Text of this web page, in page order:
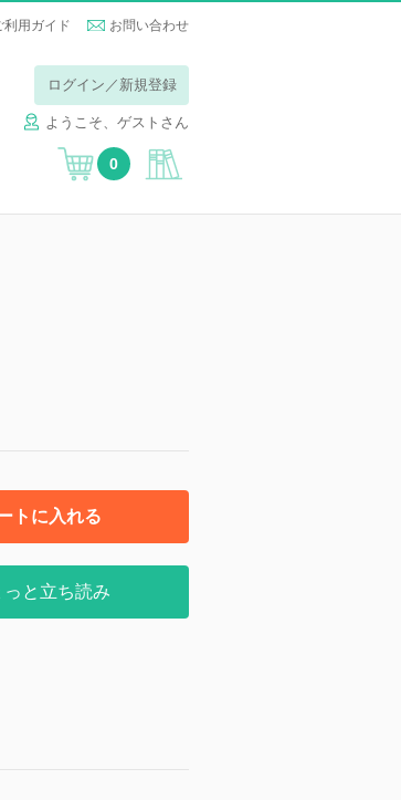
利用ガイド お問い合わせ
ログイン／新規登録
ようこそ、ゲストさん
0
トに入れる
っと立ち読み